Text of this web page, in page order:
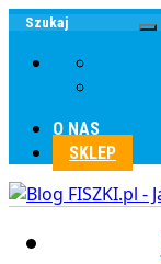
O NAS
SKLEP